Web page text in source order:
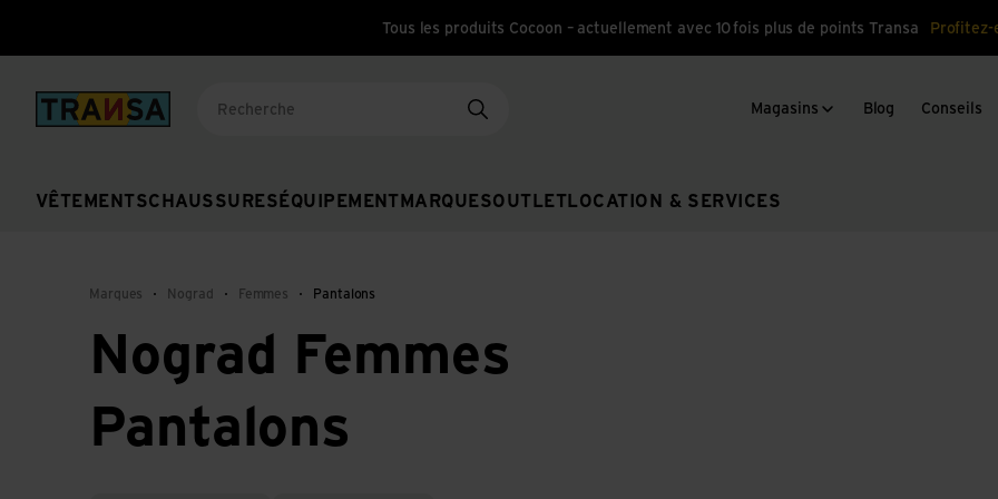
Tous les produits Cocoon – actuellement avec 10 fois plus de points Transa Profitez-
Back to home
VÊTEMENTSCHAUSSURES ÉQUIPEMENT MARQUESOUTLET LOCATION & SERVICES
Magasins Blog Conseils
Marques Nograd Femmes Pantalons
Nograd Femmes
Pantalons